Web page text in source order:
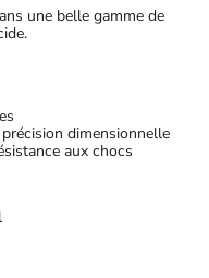
une belle gamme de
dimensionnelle
aux chocs